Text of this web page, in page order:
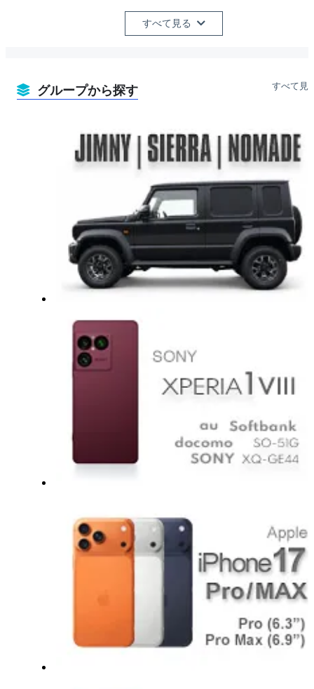
すべて見る
グループから探す すべて見